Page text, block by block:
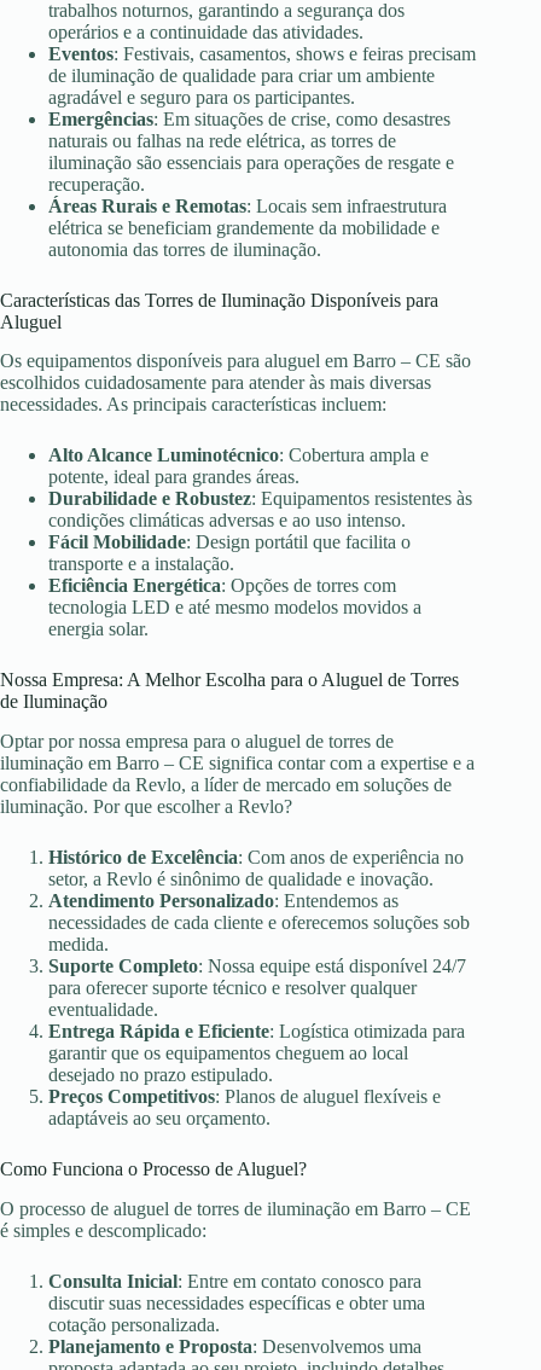
trabalhos noturnos, garantindo a segurança dos
operários e a continuidade das atividades.
Eventos: Festivais, casamentos, shows e feiras precisam
de iluminação de qualidade para criar um ambiente
agradável e seguro para os participantes.
Emergências: Em situações de crise, como desastres
naturais ou falhas na rede elétrica, as torres de
iluminação são essenciais para operações de resgate e
recuperação.
Áreas Rurais e Remotas: Locais sem infraestrutura
elétrica se beneficiam grandemente da mobilidade e
autonomia das torres de iluminação.
Características das Torres de Iluminação Disponíveis para
Aluguel
Os equipamentos disponíveis para aluguel em Barro – CE são
escolhidos cuidadosamente para atender às mais diversas
necessidades. As principais características incluem:
Alto Alcance Luminotécnico: Cobertura ampla e
potente, ideal para grandes áreas.
Durabilidade e Robustez: Equipamentos resistentes às
condições climáticas adversas e ao uso intenso.
Fácil Mobilidade: Design portátil que facilita o
transporte e a instalação.
Eficiência Energética: Opções de torres com
tecnologia LED e até mesmo modelos movidos a
energia solar.
Nossa Empresa: A Melhor Escolha para o Aluguel de Torres
de Iluminação
Optar por nossa empresa para o aluguel de torres de
iluminação em Barro – CE significa contar com a expertise e a
confiabilidade da Revlo, a líder de mercado em soluções de
iluminação. Por que escolher a Revlo?
Histórico de Excelência: Com anos de experiência no
setor, a Revlo é sinônimo de qualidade e inovação.
Atendimento Personalizado: Entendemos as
necessidades de cada cliente e oferecemos soluções sob
medida.
Suporte Completo: Nossa equipe está disponível 24/7
para oferecer suporte técnico e resolver qualquer
eventualidade.
Entrega Rápida e Eficiente: Logística otimizada para
garantir que os equipamentos cheguem ao local
desejado no prazo estipulado.
Preços Competitivos: Planos de aluguel flexíveis e
adaptáveis ao seu orçamento.
Como Funciona o Processo de Aluguel?
O processo de aluguel de torres de iluminação em Barro – CE
é simples e descomplicado:
Consulta Inicial: Entre em contato conosco para
discutir suas necessidades específicas e obter uma
cotação personalizada.
Planejamento e Proposta: Desenvolvemos uma